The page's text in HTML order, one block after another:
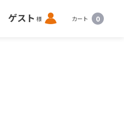
ゲスト 様 ロ
グ
カート 0